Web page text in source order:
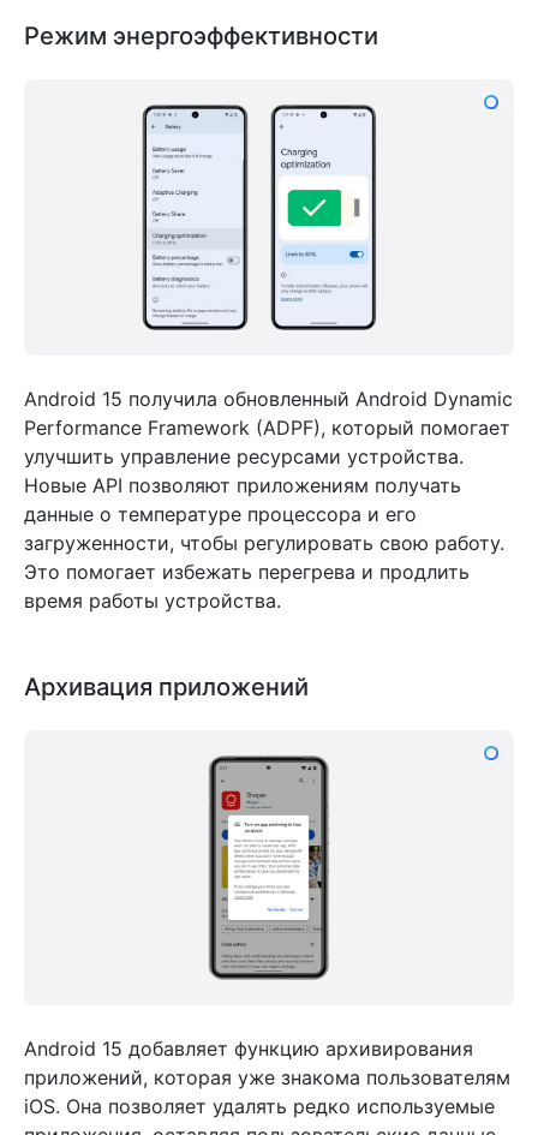
Режим энергоэффективности
Android 15 получила обновленный Android Dynamic
Performance Framework (ADPF), который помогает
улучшить управление ресурсами устройства.
Новые API позволяют приложениям получать
данные о температуре процессора и его
загруженности, чтобы регулировать свою работу.
Это помогает избежать перегрева и продлить
время работы устройства.
Архивация приложений
Android 15 добавляет функцию архивирования
приложений, которая уже знакома пользователям
iOS. Она позволяет удалять редко используемые